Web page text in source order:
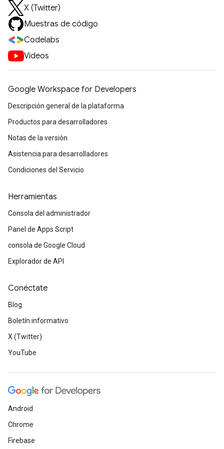
X (Twitter)
Muestras de código
Codelabs
Videos
Google Workspace for Developers
Descripción general de la plataforma
Productos para desarrolladores
Notas de la versión
Asistencia para desarrolladores
Condiciones del Servicio
Herramientas
Consola del administrador
Panel de Apps Script
consola de Google Cloud
Explorador de API
Conéctate
Blog
Boletín informativo
X (Twitter)
YouTube
Android
Chrome
Firebase